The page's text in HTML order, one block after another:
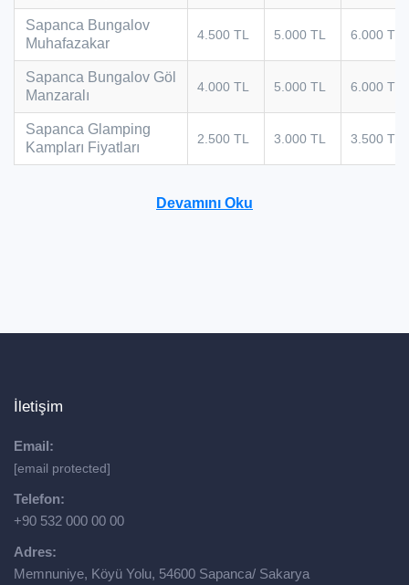
Sapanca Bungalov
Muhafazakar
4.500 TL 5.000 TL 6.000 TL
Sapanca Bungalov Göl
Manzaralı
4.000 TL 5.000 TL 6.000 TL
Sapanca Glamping
Kampları Fiyatları
2.500 TL 3.000 TL 3.500 TL
Devamını Oku
İletişim
Email:
[email protected]
Telefon:
+90 532 000 00 00
Adres:
Memnuniye, Köyü Yolu, 54600 Sapanca/ Sakarya